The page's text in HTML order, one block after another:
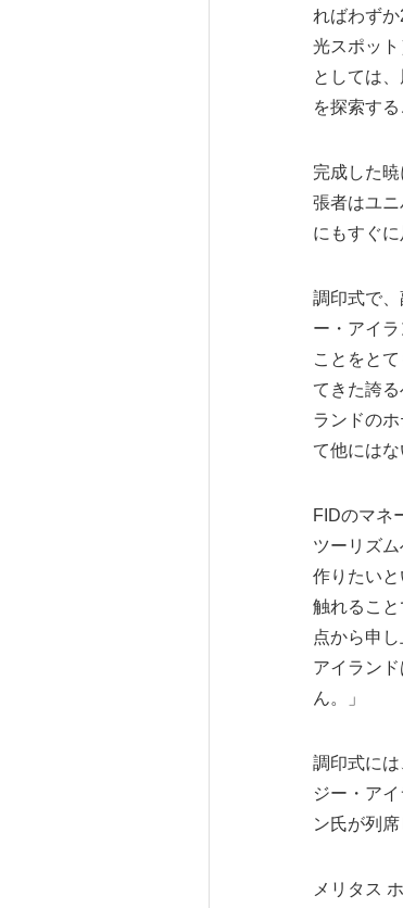
ればわず
光スポッ
としては
を探索する
完成した
張者はユ
にもすぐ
調印式で
ー・アイ
ことをと
てきた誇
ランドの
て他には
FIDのマネ
ツーリズ
作りたい
触れるこ
点から申
アイラン
ん。」
調印式に
ジー・ア
ン氏が列席
メリタス